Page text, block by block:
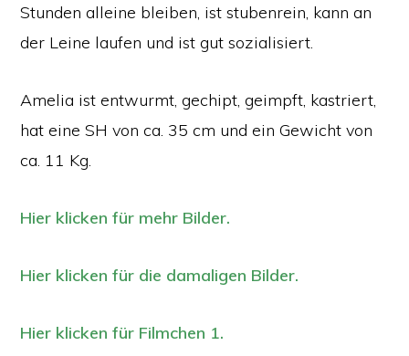
Stunden alleine bleiben, ist stubenrein, kann an
der Leine laufen und ist gut sozialisiert.
Amelia ist entwurmt, gechipt, geimpft, kastriert,
hat eine SH von ca. 35 cm und ein Gewicht von
ca. 11 Kg.
Hier klicken für mehr Bilder.
Hier klicken für die damaligen Bilder.
Hier klicken für Filmchen 1.